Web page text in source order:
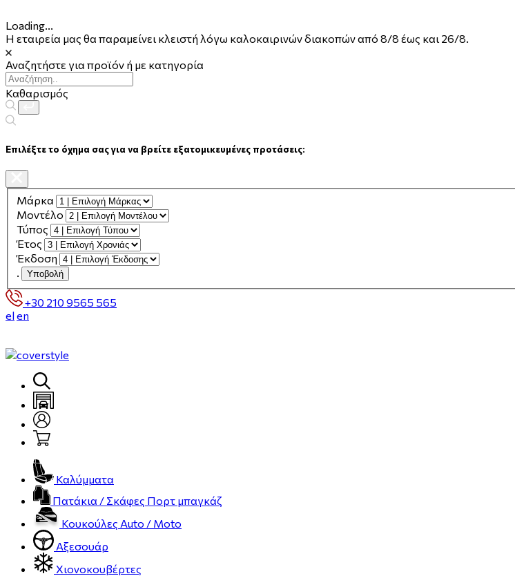
Loading...
Η εταιρεία μας θα παραμείνει κλειστή λόγω καλοκαιρινών διακοπών από 8/8 έως και 26/8.
Αναζητήστε για προϊόν ή με κατηγορία
Καθαρισμός
Επιλέξτε το όχημα σας για να βρείτε εξατομικευμένες προτάσεις:
Μάρκα
Μοντέλο
Τύπος
Έτος
Έκδοση
.
Υποβολή
+30 210 9565 565
elen
Καλύμματα
Πατάκια / Σκάφες Πορτ μπαγκάζ
Κουκούλες Auto / Moto
Αξεσουάρ
Χιονοκουβέρτες